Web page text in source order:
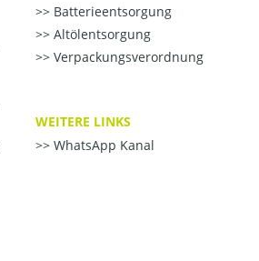
Batterieentsorgung
Altölentsorgung
Verpackungsverordnung
WEITERE LINKS
WhatsApp Kanal